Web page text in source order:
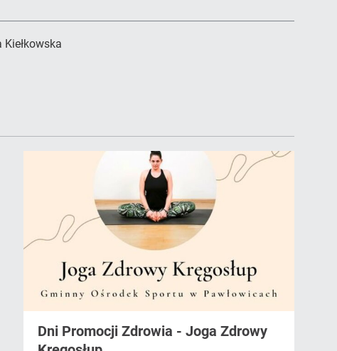
Dni Promocji Zdrowia - Joga Zdrowy